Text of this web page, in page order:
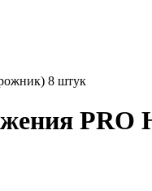
8 штук